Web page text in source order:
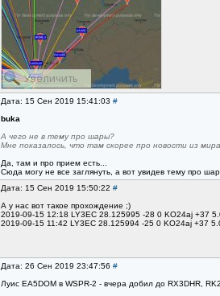
Дата: 15 Сен 2019 15:41:03 #
buka
А чего не в тему про шары?
Мне показалось, что там скорее про новости из
Да, там и про прием есть...
Сюда могу не все заглянуть, а вот увидев тему про
Дата: 15 Сен 2019 15:50:22 #
А у нас вот такое прохождение ;)
2019-09-15 12:18 LY3EC 28.125995 -28 0 KO24aj +37
2019-09-15 11:42 LY3EC 28.125994 -25 0 KO24aj +37
Дата: 26 Сен 2019 23:47:56 #
Луис EA5DOM в WSPR-2 - вчера добил до RX3DHR,